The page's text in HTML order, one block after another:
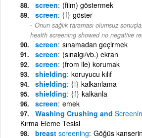
screen (film) göstermek
screen {f} göster
Onun sağlık taraması olumsuz
health screening showed no negative
screen sınamadan geçirmek
screen (sınalgı/vb.) ekran
screen (from ile) korumak
shielding koruyucu kılıf
shielding {i} kalkanlama
shielding {f} kalkanla
screen emek
Washing Crushing and
Kırma Eleme Tesisi
breast screening Göğüs